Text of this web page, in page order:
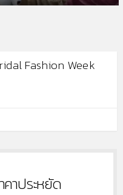
Fashion Week
าประหยัด